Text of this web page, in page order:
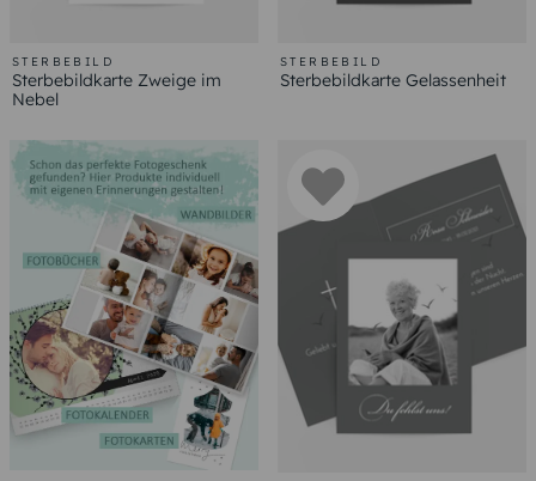
STERBEBILD
Sterbebildkarte Zweige im
Nebel
STERBEBILD
Sterbebildkarte Gelassenheit